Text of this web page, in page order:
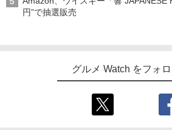
円”で抽選販売
グルメ Watch をフォ